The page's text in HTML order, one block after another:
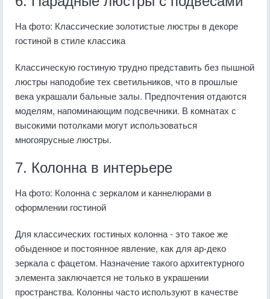
На фото: Классические золотистые люстры в декоре
гостиной в стиле классика
Классическую гостиную трудно представить без пышной
люстры наподобие тех светильников, что в прошлые
века украшали бальные залы. Предпочтения отдаются
моделям, напоминающим подсвечники. В комнатах с
высокими потолками могут использоваться
многоярусные люстры.
7. Колонна в интерьере
На фото: Колонна с зеркалом и каннелюрами в
оформлении гостиной
Для классических гостиных колонна - это такое же
обыденное и постоянное явление, как для ар-деко
зеркала с фацетом. Назначение такого архитектурного
элемента заключается не только в украшении
пространства. Колонны часто используют в качестве